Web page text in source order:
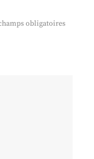
obligatoires